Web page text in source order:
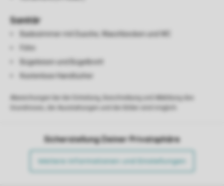
Sanitär
Badezimmer mit Dusche, Waschbecken und WC
Bügeleisen und Bügelbrett
Kostenlose Handtücher
Sicherstellung Deiner Privatsphäre
Weitere Informationen und Einstellungen